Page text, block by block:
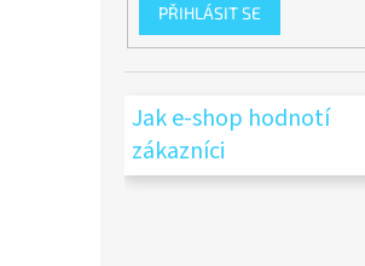
PŘIHLÁSIT SE
Jak e-shop hodnotí
zákazníci